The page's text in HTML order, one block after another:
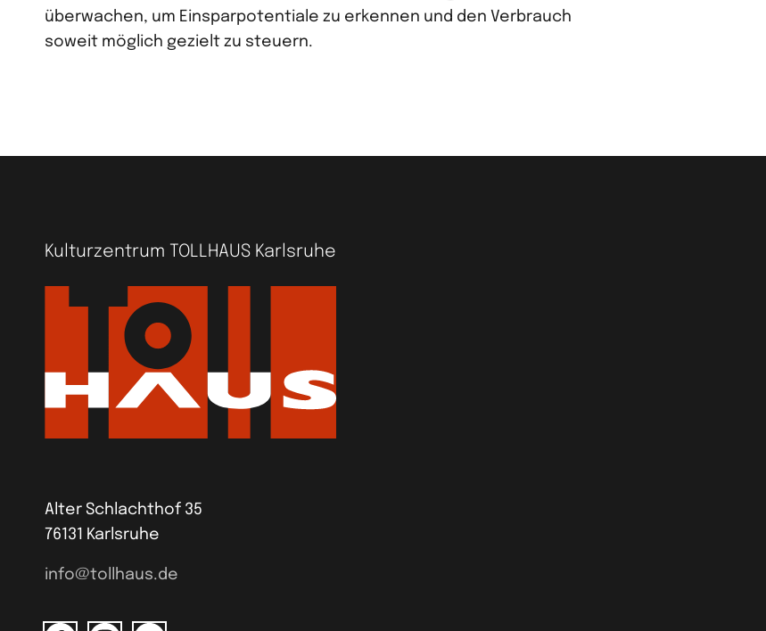
überwachen, um Einsparpotentiale zu erkennen und den Verbrauch
soweit möglich gezielt zu steuern.
Kulturzentrum TOLLHAUS Karlsruhe
Alter Schlachthof 35
76131 Karlsruhe
info@tollhaus.de